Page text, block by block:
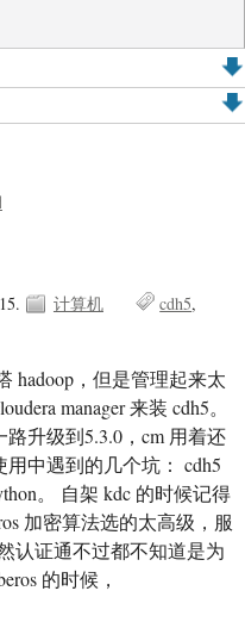
计算机
cdh5
hadoop，但是管理起来太
manager 来装 cdh5。
升级到5.3.0，cm 用着还
中遇到的几个坑： cdh5
。 自架 kdc 的时候记得
加密算法选的太高级，服
认证通不过都不知道是为
的时候，